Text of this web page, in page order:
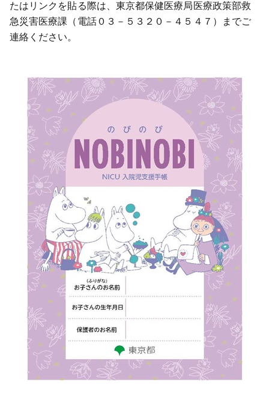
たはリンクを貼る際は、東京都保健医療局医療政策部救
急災害医療課（電話０３－５３２０－４５４７）までご
連絡ください。